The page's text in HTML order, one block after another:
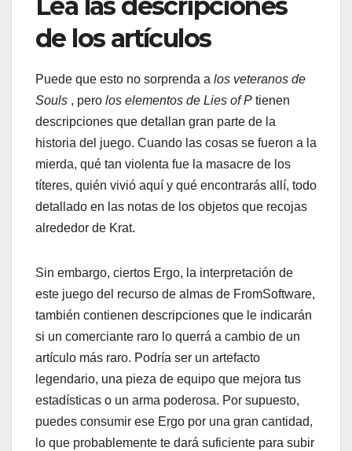
de los artículos
Puede que esto no sorprenda a los veteranos de
Souls , pero los elementos de Lies of P tienen
descripciones que detallan gran parte de la
historia del juego. Cuando las cosas se fueron a la
mierda, qué tan violenta fue la masacre de los
títeres, quién vivió aquí y qué encontrarás allí, todo
detallado en las notas de los objetos que recojas
alrededor de Krat.
Sin embargo, ciertos Ergo, la interpretación de
este juego del recurso de almas de FromSoftware,
también contienen descripciones que le indicarán
si un comerciante raro lo querrá a cambio de un
artículo más raro. Podría ser un artefacto
legendario, una pieza de equipo que mejora tus
estadísticas o un arma poderosa. Por supuesto,
puedes consumir ese Ergo por una gran cantidad,
lo que probablemente te dará suficiente para subir